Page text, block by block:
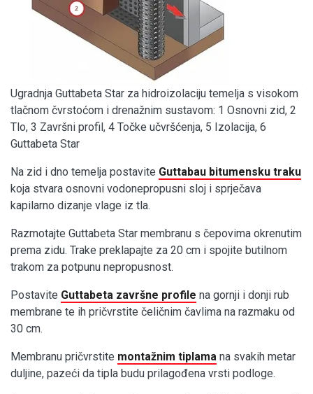
Ugradnja Guttabeta Star za hidroizolaciju temelja s visokom
tlačnom čvrstoćom i drenažnim sustavom: 1 Osnovni zid, 2
Tlo, 3 Završni profil, 4 Točke učvršćenja, 5 Izolacija, 6
Guttabeta Star
Na zid i dno temelja postavite Guttabau bitumensku traku
koja stvara osnovni vodonepropusni sloj i sprječava
kapilarno dizanje vlage iz tla.
Razmotajte Guttabeta Star membranu s čepovima okrenutim
prema zidu. Trake preklapajte za 20 cm i spojite butilnom
trakom za potpunu nepropusnost.
Postavite Guttabeta završne profile na gornji i donji rub
membrane te ih pričvrstite čeličnim čavlima na razmaku od
30 cm.
Membranu pričvrstite montažnim tiplama na svakih metar
duljine, pazeći da tipla budu prilagođena vrsti podloge.